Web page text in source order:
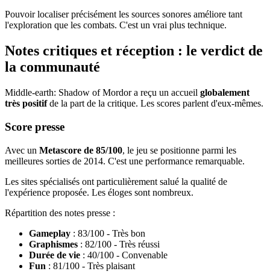
Pouvoir localiser précisément les sources sonores améliore tant
l'exploration que les combats. C'est un vrai plus technique.
Notes critiques et réception : le verdict de
la communauté
Middle-earth: Shadow of Mordor a reçu un accueil globalement
très positifde la part de la critique. Les scores parlent d'eux-mêmes.
Score presse
Avec un Metascore de 85/100, le jeu se positionne parmi les
meilleures sorties de 2014. C'est une performance remarquable.
Les sites spécialisés ont particulièrement salué la qualité de
l'expérience proposée. Les éloges sont nombreux.
Répartition des notes presse :
Gameplay : 83/100 - Très bon
Graphismes : 82/100 - Très réussi
Durée de vie : 40/100 - Convenable
Fun : 81/100 - Très plaisant